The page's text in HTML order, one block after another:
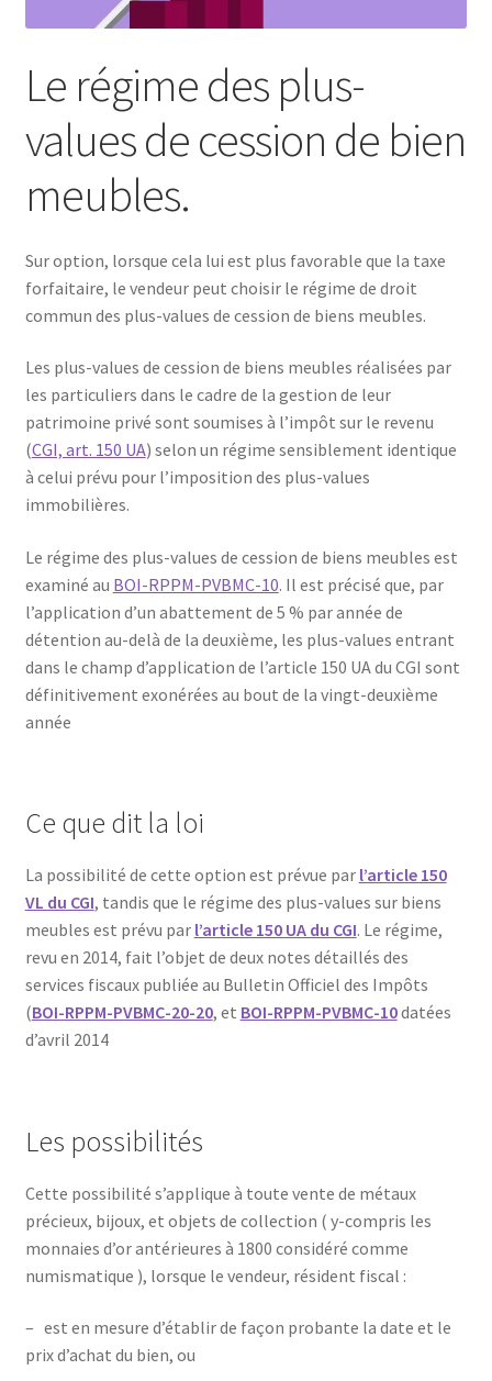
Le régime des plus-
values de cession de bien
meubles.
Sur option, lorsque cela lui est plus favorable que la taxe
forfaitaire, le vendeur peut choisir le régime de droit
commun des plus-values de cession de biens meubles.
Les plus-values de cession de biens meubles réalisées par
les particuliers dans le cadre de la gestion de leur
patrimoine privé sont soumises à l’impôt sur le revenu
(CGI, art. 150 UA) selon un régime sensiblement identique
à celui prévu pour l’imposition des plus-values
immobilières.
Le régime des plus-values de cession de biens meubles est
examiné au BOI-RPPM-PVBMC-10. Il est précisé que, par
l’application d’un abattement de 5 % par année de
détention au-delà de la deuxième, les plus-values entrant
dans le champ d’application de l’article 150 UA du CGI sont
définitivement exonérées au bout de la vingt-deuxième
année
Ce que dit la loi
La possibilité de cette option est prévue par l’article 150
VL du CGI, tandis que le régime des plus-values sur biens
meubles est prévu par l’article 150 UA du CGI. Le régime,
revu en 2014, fait l’objet de deux notes détaillés des
services fiscaux publiée au Bulletin Officiel des Impôts
(BOI-RPPM-PVBMC-20-20, et BOI-RPPM-PVBMC-10datées
d’avril 2014
Les possibilités
Cette possibilité s’applique à toute vente de métaux
précieux, bijoux, et objets de collection ( y-compris les
monnaies d’or antérieures à 1800 considéré comme
numismatique ), lorsque le vendeur, résident fiscal :
– est en mesure d’établir de façon probante la date et le
prix d’achat du bien, ou